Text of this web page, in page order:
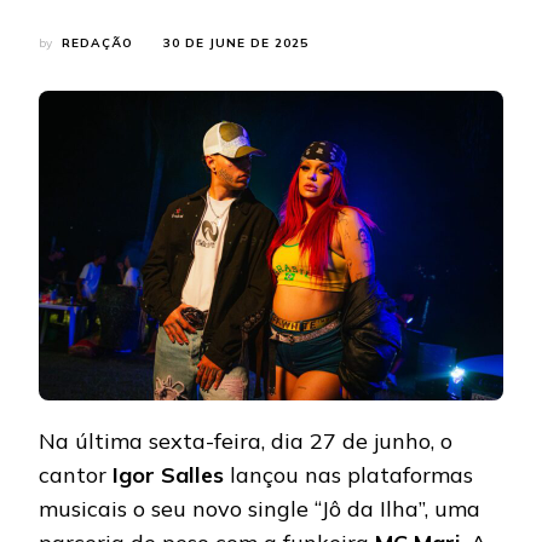
by REDAÇÃO 30 DE JUNE DE 2025
Na última sexta-feira, dia 27 de junho, o
cantor Igor Salles lançou nas plataformas
musicais o seu novo single “Jô da Ilha”, uma